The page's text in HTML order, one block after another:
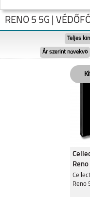
RENO 5
RENO 5 5G |
Teljes
Ár szerint növekvő
Reno
Reno